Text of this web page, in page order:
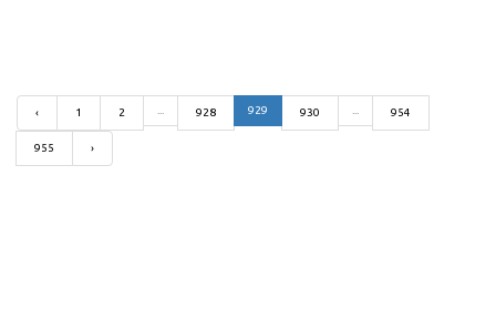
‹ 1 2 928 929 930 954
955 ›